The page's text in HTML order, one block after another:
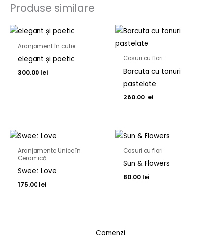
Produse similare
Aranjament în cutie
elegant și poetic
300.00 lei
Cosuri cu flori
Barcuta cu tonuri
pastelate
260.00 lei
Aranjamente Unice în
Ceramică
Sweet Love
175.00 lei
Cosuri cu flori
Sun & Flowers
80.00 lei
Comenzi